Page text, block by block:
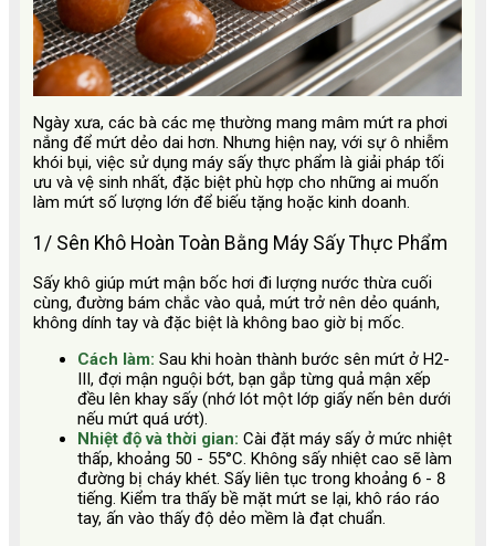
Ngày xưa, các bà các mẹ thường mang mâm mứt ra phơi
nắng để mứt dẻo dai hơn. Nhưng hiện nay, với sự ô nhiễm
khói bụi, việc sử dụng máy sấy thực phẩm là giải pháp tối
ưu và vệ sinh nhất, đặc biệt phù hợp cho những ai muốn
làm mứt số lượng lớn để biếu tặng hoặc kinh doanh.
1/ Sên Khô Hoàn Toàn Bằng Máy Sấy Thực Phẩm
Sấy khô giúp mứt mận bốc hơi đi lượng nước thừa cuối
cùng, đường bám chắc vào quả, mứt trở nên dẻo quánh,
không dính tay và đặc biệt là không bao giờ bị mốc.
Cách làm: Sau khi hoàn thành bước sên mứt ở H2-
III, đợi mận nguội bớt, bạn gắp từng quả mận xếp
đều lên khay sấy (nhớ lót một lớp giấy nến bên dưới
nếu mứt quá ướt).
Nhiệt độ và thời gian: Cài đặt máy sấy ở mức nhiệt
thấp, khoảng 50 - 55°C. Không sấy nhiệt cao sẽ làm
đường bị cháy khét. Sấy liên tục trong khoảng 6 - 8
tiếng. Kiểm tra thấy bề mặt mứt se lại, khô ráo ráo
tay, ấn vào thấy độ dẻo mềm là đạt chuẩn.